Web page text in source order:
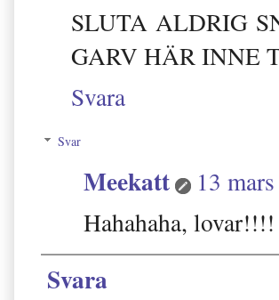
SLUTA ALDRIG
GARV HÄR INNE
Svara
Svar
Meekatt
13
Hahahaha,
Svara